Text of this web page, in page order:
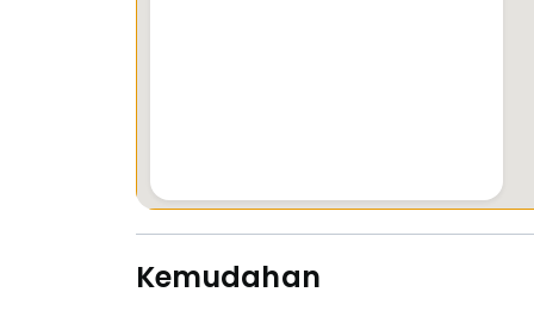
Kemudahan